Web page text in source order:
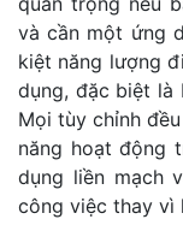
và cần một ứng
kiệt năng lượng
dụng, đặc biệt là
Mọi tùy chỉnh
năng hoạt động
dụng liền mạch
công việc thay vì